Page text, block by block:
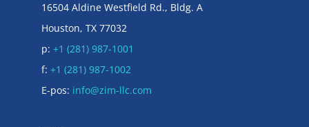
16504 Aldine Westfield Rd., Bldg. A
Houston, TX 77032
p: +1 (281) 987-1001
f: +1 (281) 987-1002
E-pos: info@zim-llc.com